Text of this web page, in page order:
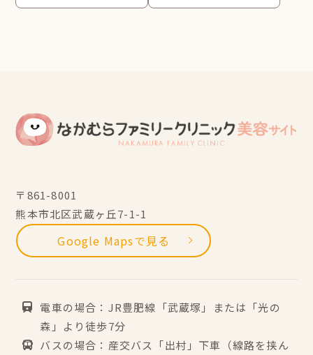
〒861-8001
熊本市北区武蔵ヶ丘7-1-1
Google Mapsで見る
電車の場合：JR豊肥線「武蔵塚」または「光の
森」より徒歩7分
バスの場合：産交バス「出村」下車（線路を挟ん